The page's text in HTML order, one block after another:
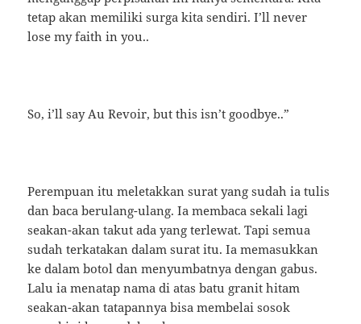
tetap akan memiliki surga kita sendiri. I’ll never
lose my faith in you..
So, i’ll say Au Revoir, but this isn’t goodbye..”
Perempuan itu meletakkan surat yang sudah ia tulis
dan baca berulang-ulang. Ia membaca sekali lagi
seakan-akan takut ada yang terlewat. Tapi semua
sudah terkatakan dalam surat itu. Ia memasukkan
ke dalam botol dan menyumbatnya dengan gabus.
Lalu ia menatap nama di atas batu granit hitam
seakan-akan tatapannya bisa membelai sosok